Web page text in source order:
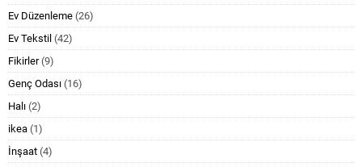
Ev Düzenleme (26)
Ev Tekstil (42)
Fikirler(9)
Genç Odası (16)
Halı (2)
ikea (1)
İnşaat (4)